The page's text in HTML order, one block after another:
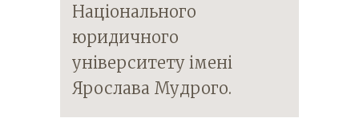
Національного
юридичного
університету імені
Ярослава Мудрого.